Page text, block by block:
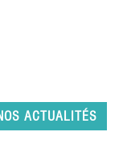
ACTUALITÉS